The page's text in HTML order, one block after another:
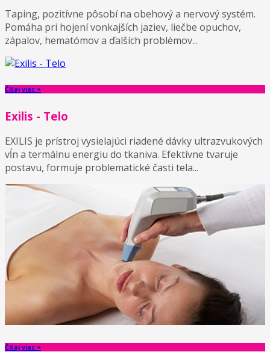
Taping, pozitívne pôsobí na obehový a nervový systém.
Pomáha pri hojení vonkajších jaziev, liečbe opuchov,
zápalov, hematómov a ďalších problémov...
Čítaj viac +
Exilis - Telo
EXILIS je prístroj vysielajúci riadené dávky ultrazvukových
vĺn a termálnu energiu do tkaniva. Efektívne tvaruje
postavu, formuje problematické časti tela...
Čítaj viac +